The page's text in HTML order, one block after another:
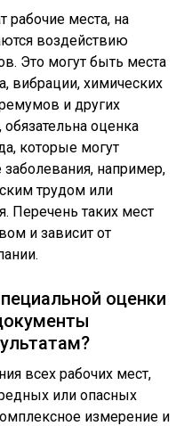
рабочие места, на
воздействию
Это могут быть места
химических
и других
оценка
которые могут
например,
трудом или
Перечень таких мест
и зависит от
оценки
всех рабочих мест,
или опасных
измерение и